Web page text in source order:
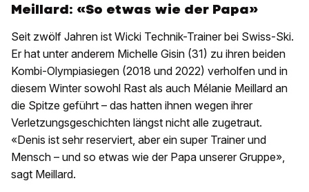
Meillard: «So etwas wie der Papa»
Seit zwölf Jahren ist Wicki Technik-Trainer bei Swiss-Ski.
Er hat unter anderem Michelle Gisin (31) zu ihren beiden
Kombi-Olympiasiegen (2018 und 2022) verholfen und in
diesem Winter sowohl Rast als auch Mélanie Meillard an
die Spitze geführt – das hatten ihnen wegen ihrer
Verletzungsgeschichten längst nicht alle zugetraut.
«Denis ist sehr reserviert, aber ein super Trainer und
Mensch – und so etwas wie der Papa unserer Gruppe»,
sagt Meillard.